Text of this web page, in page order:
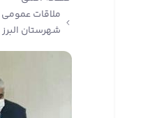
ملاقات عمومی
شهرستان البرز